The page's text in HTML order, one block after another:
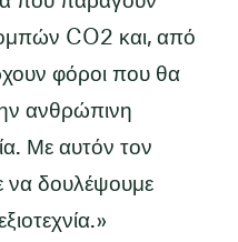
CO2 και, από
φόροι που θα
ανθρώπινη
Με αυτόν τον
δουλέψουμε